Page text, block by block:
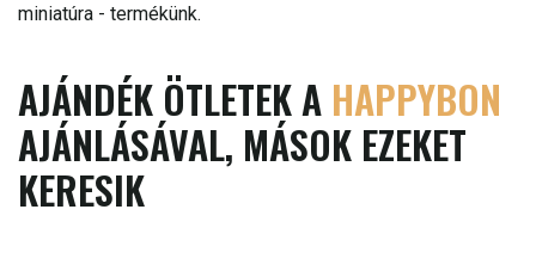
miniatúra - termékünk.
AJÁNDÉK ÖTLETEK A HAPPYBON
AJÁNLÁSÁVAL, MÁSOK EZEKET
KERESIK